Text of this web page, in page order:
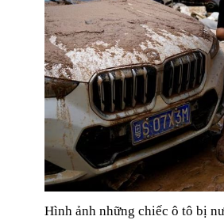
Hình ảnh những chiếc ô tô bị